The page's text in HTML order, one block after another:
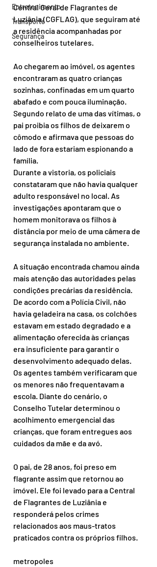
Entretenimento
Transporte
Segurança
Central Geral de Flagrantes de
Luziânia (CGFLAG), que seguiram até
a residência acompanhadas por
conselheiros tutelares.
Ao chegarem ao imóvel, os agentes
encontraram as quatro crianças
sozinhas, confinadas em um quarto
abafado e com pouca iluminação.
Segundo relato de uma das vítimas, o
pai proibia os filhos de deixarem o
cômodo e afirmava que pessoas do
lado de fora estariam espionando a
família.
Durante a vistoria, os policiais
constataram que não havia qualquer
adulto responsável no local. As
investigações apontaram que o
homem monitorava os filhos à
distância por meio de uma câmera de
segurança instalada no ambiente.
A situação encontrada chamou ainda
mais atenção das autoridades pelas
condições precárias da residência.
De acordo com a Polícia Civil, não
havia geladeira na casa, os colchões
estavam em estado degradado e a
alimentação oferecida às crianças
era insuficiente para garantir o
desenvolvimento adequado delas.
Os agentes também verificaram que
os menores não frequentavam a
escola. Diante do cenário, o
Conselho Tutelar determinou o
acolhimento emergencial das
crianças, que foram entregues aos
cuidados da mãe e da avó.
O pai, de 28 anos, foi preso em
flagrante assim que retornou ao
imóvel. Ele foi levado para a Central
de Flagrantes de Luziânia e
responderá pelos crimes
relacionados aos maus-tratos
praticados contra os próprios filhos.
metropoles